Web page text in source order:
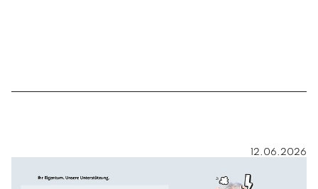
12.06.2026